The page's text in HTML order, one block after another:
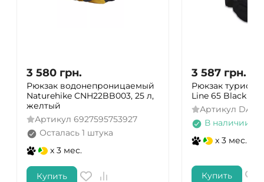
3 580 грн.
Рюкзак водонепроницаемый
Naturehike CNH22BB003, 25 л,
желтый
Артикул 6927595753927
Осталась 1 штука
x 3 мес.
Купить
3 587 грн.
Рюкзак
Line 65 Black
Артикул
В наличии
x 3 мес.
Купить